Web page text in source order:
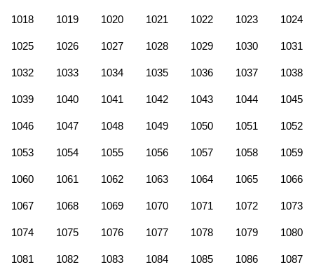
1018 1019 1020 1021 1022 1023 1024
1025 1026 1027 1028 1029 1030 1031
1032 1033 1034 1035 1036 1037 1038
1039 1040 1041 1042 1043 1044 1045
1046 1047 1048 1049 1050 1051 1052
1053 1054 1055 1056 1057 1058 1059
1060 1061 1062 1063 1064 1065 1066
1067 1068 1069 1070 1071 1072 1073
1074 1075 1076 1077 1078 1079 1080
1081 1082 1083 1084 1085 1086 1087